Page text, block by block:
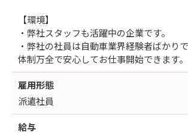
【環境】
・弊社スタッフも活躍中の企業です。
・弊社の社員は自動車業界経験者ばかり
体制万全で安心してお仕事開始できます。
雇用形態
派遣社員
給与